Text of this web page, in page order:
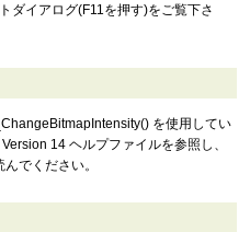
ダイアログ(F11を押す)をご覧下さ
を使用してい
14 ヘルプファイルを参照し、
でください。